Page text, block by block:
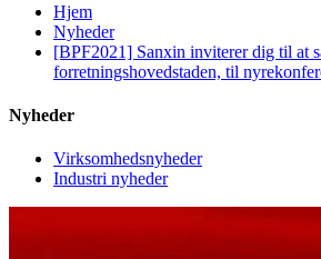
Hjem
Nyheder
[BPF2021] Sanxin inviterer dig til at
forretningshovedstaden, til
Nyheder
Virksomhedsnyheder
Industri nyheder